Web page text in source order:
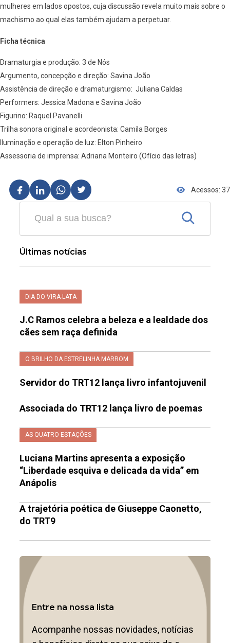
mulheres em lados opostos, cuja discussão revela muito mais sobre o
machismo ao qual elas também ajudam a perpetuar.
Ficha técnica
Dramaturgia e produção: 3 de Nós
Argumento, concepção e direção: Savina João
Assistência de direção e dramaturgismo: Juliana Caldas
Performers: Jessica Madona e Savina João
Figurino: Raquel Pavanelli
Trilha sonora original e acordeonista: Camila Borges
Iluminação e operação de luz: Elton Pinheiro
Assessoria de imprensa: Adriana Monteiro (Ofício das letras)
Acessos: 37
Últimas notícias
DIA DO VIRA-LATA
J.C Ramos celebra a beleza e a lealdade dos
cães sem raça definida
O BRILHO DA ESTRELINHA MARROM
Servidor do TRT12 lança livro infantojuvenil
Associada do TRT12 lança livro de poemas
AS QUATRO ESTAÇÕES
Luciana Martins apresenta a exposição
“Liberdade esquiva e delicada da vida” em
Anápolis
A trajetória poética de Giuseppe Caonetto,
do TRT9
Entre na nossa lista
Acompanhe nossas novidades, notícias